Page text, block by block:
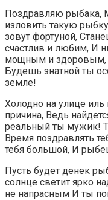
Поздравляю рыбака,
изловить такую
зовут фортуной,
счастлив и любим, И
мощным и здоровым,
Будешь знатной ты
земле!
Холодно на улице иль
причина, Ведь
реальный ты мужик!
Время поздравлять
тебя большой, И
Пусть будет денек
солнце светит ярко
не напрасным И ты